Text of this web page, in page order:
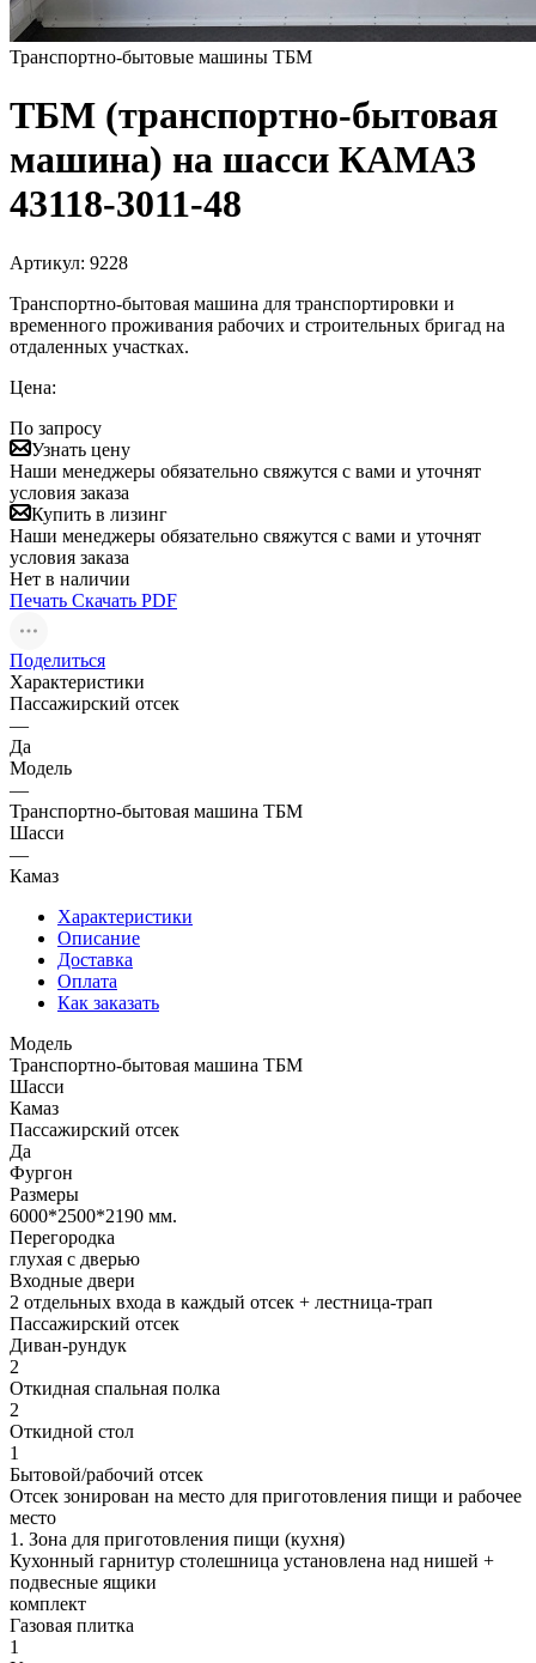
Транспортно-бытовые машины ТБМ
ТБМ (транспортно-бытовая
машина) на шасси КАМАЗ
43118-3011-48
Артикул: 9228
Транспортно-бытовая машина для транспортировки и
временного проживания рабочих и строительных бригад на
отдаленных участках.
Цена:
По запросу
Узнать цену
Наши менеджеры обязательно свяжутся с вами и уточнят
условия заказа
Купить в лизинг
Наши менеджеры обязательно свяжутся с вами и уточнят
условия заказа
Нет в наличии
Печать Скачать PDF
Поделиться
Характеристики
Пассажирский отсек
—
Да
Модель
—
Транспортно-бытовая машина ТБМ
Шасси
—
Камаз
Характеристики
Описание
Доставка
Оплата
Как заказать
Модель
Транспортно-бытовая машина ТБМ
Шасси
Камаз
Пассажирский отсек
Да
Фургон
Размеры
6000*2500*2190 мм.
Перегородка
глухая с дверью
Входные двери
2 отдельных входа в каждый отсек + лестница-трап
Пассажирский отсек
Диван-рундук
2
Откидная спальная полка
2
Откидной стол
1
Бытовой/рабочий отсек
Отсек зонирован на место для приготовления пищи и рабочее
место
1. Зона для приготовления пищи (кухня)
Кухонный гарнитур столешница установлена над нишей +
подвесные ящики
комплект
Газовая плитка
1